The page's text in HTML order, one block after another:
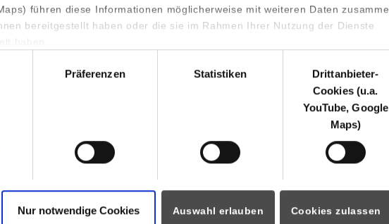
führen diese Informationen möglicherweise mit weiteren Daten
bereitgestellt haben oder die sie im Rahmen Ihrer Nutzung der Dienste
Präferenzen Statistiken
Drittanbieter-
Cookies (u.a.
YouTube, Google
Maps)
Nur notwendige Cookies Auswahl erlauben Cookies zulassen
wurden die eigentlich geplanten Einsatzfelder gewechselt, um den Betrieb in
und Pflegeheimen aufrechtzuerhalten. So sprangen die Studierenden für
ein, die auf die Stationen gerufen wurden und übernahmen spontan
Bereich Pflege haben sich noch weiter über die Maße bei der akuten
Patienten eingesetzt – auch mit dem Risiko, sich selbst mit dem Coronavirus
ist DHBW- Student Simon Bessey, der im Klinikum Stuttgart arbeitet. Im